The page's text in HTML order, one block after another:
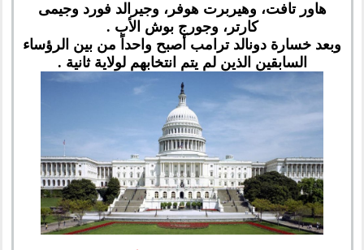
هاور تافت، وهيربرت هوفر، وجيرالد فورد وجيمى
كارتر، وجورج بوش الأب .
وبعد خسارة دونالد ترامب أصبح واحداً من بين الرؤساء
السابقين الذين لم يتم انتخابهم لولاية ثانية .